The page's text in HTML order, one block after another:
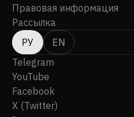
Правовая информация
Рассылка
РУ
EN
Telegram
YouTube
Facebook
X (Twitter)